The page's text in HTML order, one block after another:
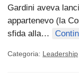
Gardini aveva
appartenevo (la
sfida alla…
Categoria: Leadership